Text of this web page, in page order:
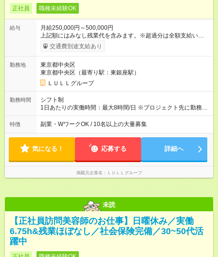
正社員 職種未経験OK
給与
月給250,000円～500,000円
上記額にはみなし残業代を含みます。※超過分は全額支給いたし
ます。 みなし残業代 21,675円／月 みなし残業時間 12時間／月 -
------------------------------------------------------- ≪経験者の方は以下と
万円～＋業績賞与＋交通費＋各種手当 ※固定残業代（30時間/6
万6，610円分）を含む。超過分は追加支給いたします 能力やス
キルを考慮し初任給を決定。経験者の方は前給考慮も可能で
す！ ◎昇給年1回（研修終了後） ◎賞与年2回（2月・8月）＋業
績賞与あり ◤スキルアップも、収入アップも。◢ 入社後の成長
や頑張りは、しっかり給与で還元しています。 実際にほぼ全員
上アップした社員も。 エンジニアへの還元率は業界高水準の
87％。 スキルを磨いた分だけ、収入アップも目指せる環境で
す！ 【試用期間】試用期間あり 試用期間の長さ：6ヶ月 ※ 雇用
形態と給与に、本採用時と異なる部分があります。 雇用形態：
中途採用（契約社員） 給与：月給 230,000円以上 上記額にはみ
なし残業代を含みます。※超過分は全額支給いたします。 みな
別途支給いたします ※研修期間中（最大12ヶ月間）も、試用期
交通費別途支給あり
勤務地
東京都中央区
東京都中央区（最寄り駅：東銀座駅）
ＬＵＬＬグループ
勤務時間
シフト制
1日あたりの実働時間：最大8時間/日 ※プロジェクト先に勤務時
間は異なります 【シフト例】 ・10時00分～19時00分 ・9時00
分～18時00分 平均残業時間：月10時間以内
特徴 副業・WワークOK / 10名以上の大量募集
気になる！ 応募する 詳細へ
掲載元企業名 ＬＵＬＬグループ
未読
【正社員訪問美容師のお仕事】日曜休み／実働
6.75h&残業ほぼなし／社会保険完備／30~50代活
躍中